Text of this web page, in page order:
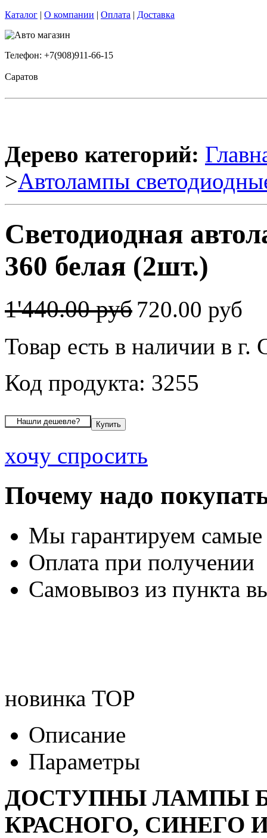
Каталог | О компании | Оплата | Доставка
Телефон: +7(908)911-66-15
Саратов
Дерево категорий:
>Автолампы
Светодиодная
360 белая (2шт.)
1'440.00 руб 720.00 руб
Товар есть в наличии в г.
Код продукта: 3255
хочу спросить
Почему надо
Мы гарантируем
Оплата при получении
Самовывоз из пункта
новинка TOP
Описание
Параметры
ДОСТУПНЫ ЛАМПЫ
КРАСНОГО, СИНЕГО